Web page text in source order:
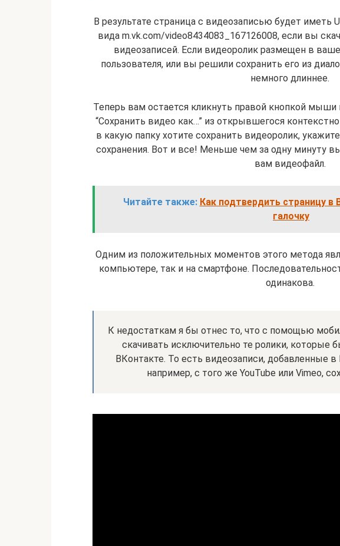
В результате страница с видеозаписью будет иметь
вида m.vk.com/video8434083_167126008, если вы
видеозаписей. Если видеоролик размещен в
пользователя, или вы решили сохранить его из
немного длиннее.
Теперь вам остается кликнуть правой кнопкой мыши
“Сохранить видео как…” из открывшегося
в какую папку хотите сохранить видеоролик,
сохранения. Вот и все! Меньше чем за одну минуту
вам видеофайл.
Читайте также: Как подтвердить страницу в
галочку
Одним из положительных моментов этого метода
компьютере, так и на смартфоне.
одинакова.
К недостаткам я бы отнес то, что с помощью
скачивать исключительно те ролики, которые
ВКонтакте. То есть видеозаписи, добавленные
например, с того же YouTube или Vimeo,